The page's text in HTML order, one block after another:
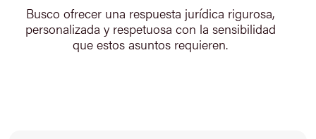
Busco ofrecer una respuesta jurídica rigurosa,
personalizada y respetuosa con la sensibilidad
que estos asuntos requieren.